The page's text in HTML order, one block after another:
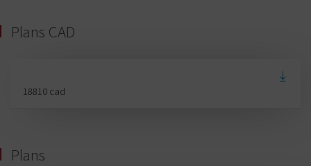
Plans CAD
18810 cad
Plans